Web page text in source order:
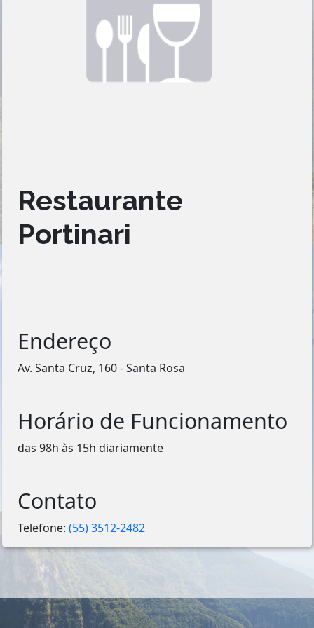
Restaurante
Portinari
Endereço
Av. Santa Cruz, 160 - Santa Rosa
Horário de Funcionamento
das 98h às 15h diariamente
Contato
Telefone:(55) 3512-2482